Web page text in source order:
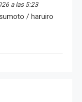
a las 5:23
/ haruiro